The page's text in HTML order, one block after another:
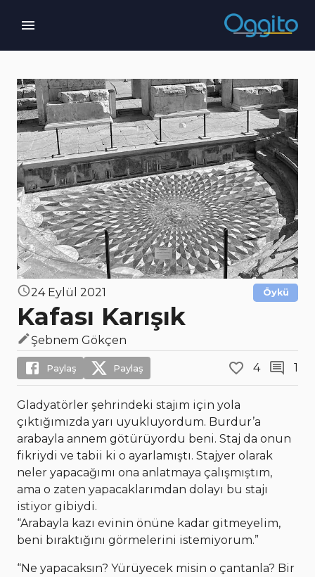
24 Eylül 2021 Öykü
Kafası Karışık
Şebnem Gökçen
Paylaş Paylaş 4 1
Gladyatörler şehrindeki stajım için yola
çıktığımızda yarı uyukluyordum. Burdur’a
arabayla annem götürüyordu beni. Staj da onun
fikriydi ve tabii ki o ayarlamıştı. Stajyer olarak
neler yapacağımı ona anlatmaya çalışmıştım,
ama o zaten yapacaklarımdan dolayı bu stajı
istiyor gibiydi.
“Arabayla kazı evinin önüne kadar gitmeyelim,
beni bıraktığını görmelerini istemiyorum.”
“Ne yapacaksın? Yürüyecek misin o çantanla? Bir